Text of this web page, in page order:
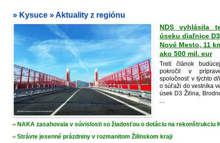
» Kysuce »Aktuality z regiónu
NDS vyhlásila
úseku diaľnice
Nové Mesto, 11
ako 500 mil. eur
Tretí článok
pokročil v
spoločnosť v týchto
o súťaži do vestníka
úsek D3 Žilina,
...
NAKA zasahovala v súvislosti so žiadosťou o dotáciu na rekonštrukciu
Strávte jesenné prázdniny v rozmanitom Žilinskom kraji